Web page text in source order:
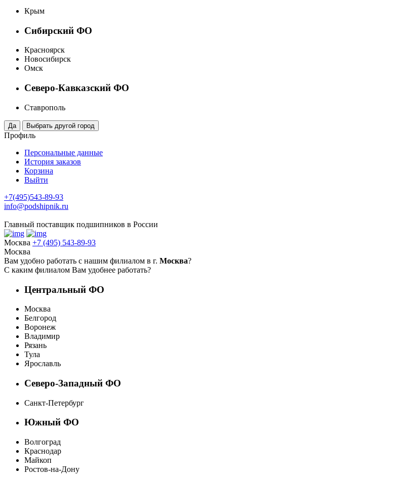
Крым
Сибирский ФО
Красноярск
Новосибирск
Омск
Северо-Кавказский ФО
Ставрополь
Профиль
Персональные данные
История заказов
Корзина
Выйти
+7(495)543-89-93
info@podshipnik.ru
Главный поставщик подшипников в России
Москва +7 (495) 543-89-93
Москва
Вам удобно работать с нашим филиалом в г. Москва?
С каким филиалом Вам удобнее работать?
Центральный ФО
Москва
Белгород
Воронеж
Владимир
Рязань
Тула
Ярославль
Северо-Западный ФО
Санкт-Петербург
Южный ФО
Волгоград
Краснодар
Майкоп
Ростов-на-Дону